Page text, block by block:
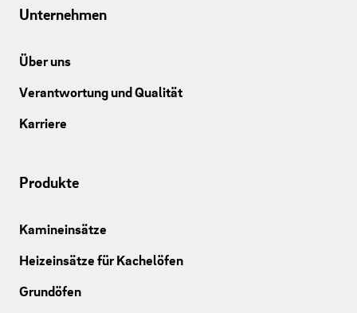
Unternehmen
Über uns
Verantwortung und Qualität
Karriere
Produkte
Kamineinsätze
Heizeinsätze für Kachelöfen
Grundöfen